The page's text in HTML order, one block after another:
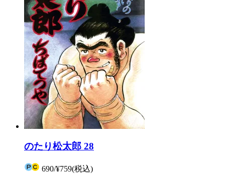
のたり松太郎 28
690/¥759(税込)